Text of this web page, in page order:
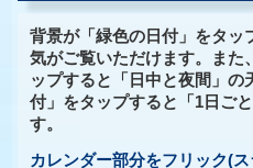
背景が「緑色の日付」をタッ
気がご覧いただけます。また
ップすると「日中と夜間」の
付」をタップすると「1日ご
す。
カレンダー部分をフリック(